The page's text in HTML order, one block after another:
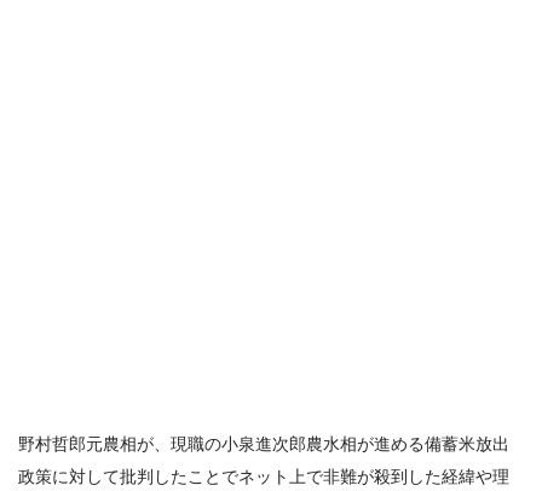
野村哲郎元農相が、現職の小泉進次郎農水相が進める備蓄米放出
政策に対して批判したことでネット上で非難が殺到した経緯や理